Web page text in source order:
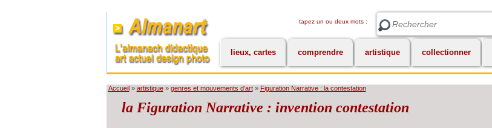
tapez un ou deux mots : Rechercher
lieux, cartes comprendre artistique collectionner
Accueil» artistique» genres et mouvements d’art» Figuration Narrative : la contestation
la Figuration Narrative : invention contestation